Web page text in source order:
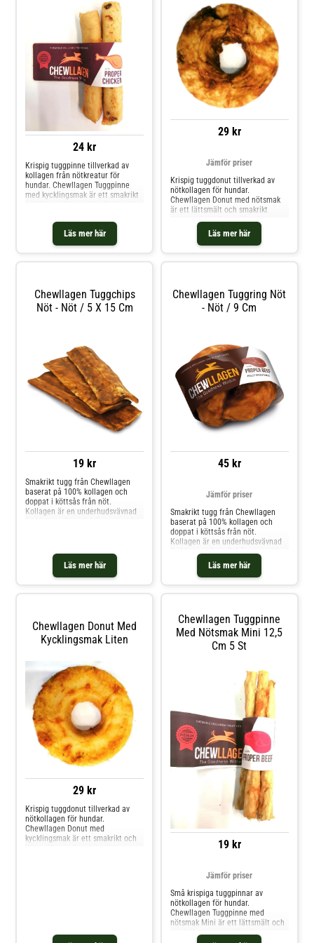
24 kr
Läs mer här
Krispig tuggpinne tillverkad av
kollagen från nötkreatur för
hundar. Chewllagen Tuggpinne
med kycklingsmak är ett smakrikt
från gräsbetande nötkreatur i
Sydamerika. Kollagenet bryts ner
till mindre, lättare absorberbara
29 kr
Läs mer här
Jämför priser
Krispig tuggdonut tillverkad av
nötkollagen för hundar.
Chewllagen Donut med nötsmak
är ett lättsmält och smakrikt
tuggben i ringform, tillverkat av
hydrolyserat kollagen från
gräsbetande nötkreatur i
Sydamerika. Kollagenet bryts ner
Chewllagen Tuggchips
Nöt - Nöt / 5 X 15 Cm
19 kr
Läs mer här
Smakrikt tugg från Chewllagen
baserat på 100% kollagen och
doppat i köttsås från nöt.
Kollagen är en underhudsvävnad
kroppen. Chewllagen tugg av
kollagen främjar friskare leder, päl
Chewllagen Tuggring Nöt
- Nöt / 9 Cm
45 kr
Läs mer här
Jämför priser
Smakrikt tugg från Chewllagen
baserat på 100% kollagen och
doppat i köttsås från nöt.
Kollagen är en underhudsvävnad
nötkreaturhud. Det är en högst
naturlig proteinkälla som har
många viktiga funktioner i
Chewllagen Donut Med
Kycklingsmak Liten
29 kr
Krispig tuggdonut tillverkad av
nötkollagen för hundar.
Chewllagen Donut med
kycklingsmak är ett smakrikt och
Chewllagen Tuggpinne
Med Nötsmak Mini 12,5
Cm 5 St
19 kr
Jämför priser
Små krispiga tuggpinnar av
nötkollagen för hundar.
Chewllagen Tuggpinne med
nötsmak Mini är ett lättsmält och
smakrikt tuggben tillverkat av